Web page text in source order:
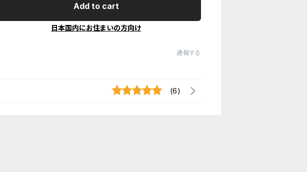
Add to cart
日本国内にお住まいの方向け
通報する
(6)